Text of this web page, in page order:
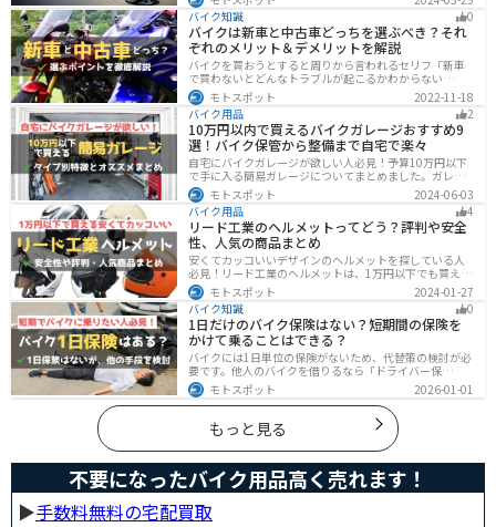
にするオススメ便利グッズを紹介します！
バイク知識
0
バイクは新車と中古車どっちを選ぶべき？それ
ぞれのメリット＆デメリットを解説
バイクを買おうとすると周りから言われるセリフ「新車
で買わないとどんなトラブルが起こるかわからない
ぞ！」「いやいや、どうせ転ぶんだから中古車で十分
だ！」…いろんな意見があるから迷いますよね。でも新
車と中古車、どちらにも良い点と悪い点があるんです。
それぞれの特徴について解説します。
モトスポット
2022-11-18
バイク用品
2
10万円以内で買えるバイクガレージおすすめ9
選！バイク保管から整備まで自宅で楽々
自宅にバイクガレージが欲しい人必見！予算10万円以下
で手に入る簡易ガレージについてまとめました。ガレー
ジの種類やメリットデメリットからオススメ商品まで徹
底解説しますので、自宅にセキュリティの高いバイク保
管庫や整備場所が欲しい方は参考にしてください。
モトスポット
2024-06-03
バイク用品
4
リード工業のヘルメットってどう？評判や安全
性、人気の商品まとめ
安くてカッコいいデザインのヘルメットを探している人
必見！リード工業のヘルメットは、1万円以下でも買える
ヘルメットが多数あります。安全基準もしっかりクリア
しており、安全性にも優れています。種類も豊富でカス
タム用のシールドもあるので、クールに決めたい人にオ
ススメです。
モトスポット
2024-01-27
バイク知識
0
1日だけのバイク保険はない？短期間の保険を
かけて乗ることはできる？
バイクには1日単位の保険がないため、代替策の検討が必
要です。他人のバイクを借りるなら「ドライバー保
険」、125cc以下で家族が車持ちなら「ファミリーバイク
特約」、自身のバイクなら「バイク保険の短期加入」が
有効です。手間を省くなら、任意保険込みの「レンタル
バイク」も選べます。
モトスポット 2026-01-01
もっと見る
不要になったバイク用品高く売れます！
▶︎手数料無料の宅配買取